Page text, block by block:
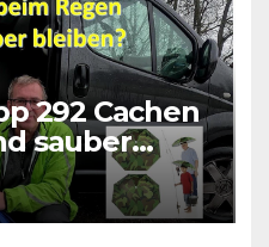
292 Cachen
sauber